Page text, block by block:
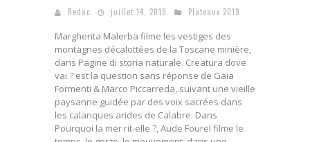
Redac juillet 14, 2019 Plateaux 2019
Margherita Malerba filme les vestiges des
montagnes décalottées de la Toscane minière,
dans Pagine di storia naturale. Creatura dove
vai ? est la question sans réponse de Gaia
Formenti & Marco Piccarreda, suivant une vieille
paysanne guidée par des voix sacrées dans
les calanques arides de Calabre. Dans
Pourquoi la mer rit-elle ?, Aude Fourel filme le